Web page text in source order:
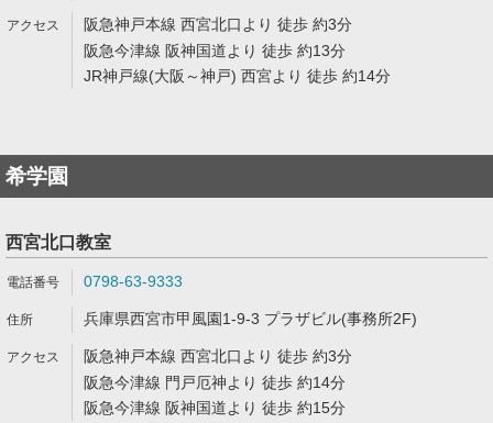
阪急神戸本線 西宮北口より 徒歩 約3分
阪急今津線 阪神国道より 徒歩 約13分
JR神戸線(大阪～神戸) 西宮より 徒歩 約14分
希学園
西宮北口教室
0798-63-9333
兵庫県西宮市甲風園1-9-3 プラザビル(事務所2F)
阪急神戸本線 西宮北口より 徒歩 約3分
阪急今津線 門戸厄神より 徒歩 約14分
阪急今津線 阪神国道より 徒歩 約15分